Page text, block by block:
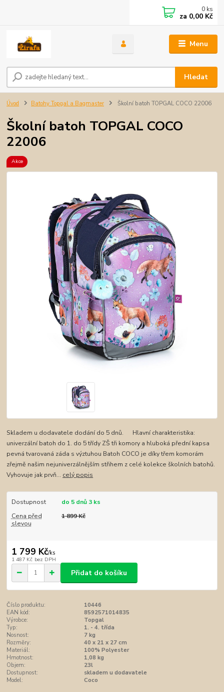
Menu
Hledat
0 ks
za 0,00 Kč
Úvod Batohy Topgal a Bagmaster Školní batoh TOPGAL COCO 22006
Školní batoh TOPGAL COCO
22006
Akce
Skladem u dodavatele dodání do 5 dnů. Hlavní charakteristika:
univerzální batoh do 1. do 5 třídy ZŠ tři komory a hluboká přední kapsa
pevná tvarovaná záda s výztuhou Batoh COCO je díky třem komorám
zřejmě našim nejuniverzálnějším střihem z celé kolekce školních batohů.
Vyhovuje jak prvň... celý popis
Dostupnost
do 5 dnů 3 ks
Cena před
slevou
1 899 Kč
1 799 Kč/ks
1 487 Kč bez DPH
Přidat do košíku
Číslo produktu:
10446
EAN kód:
8592571014835
Výrobce:
Topgal
Typ:
1. - 4. třída
Nosnost:
7 kg
Rozměry:
40 x 21 x 27 cm
Materiál:
100% Polyester
Hmotnost:
1,08 kg
Objem:
23l
Dostupnost:
skladem u dodavatele
Model:
Coco